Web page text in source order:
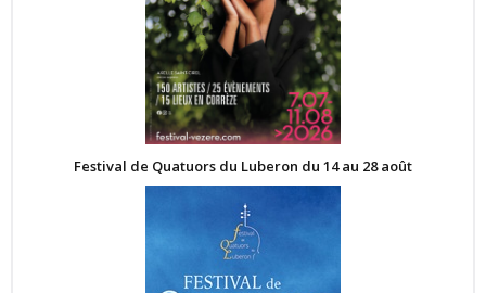
Festival de Quatuors du Luberon du 14 au 28 août